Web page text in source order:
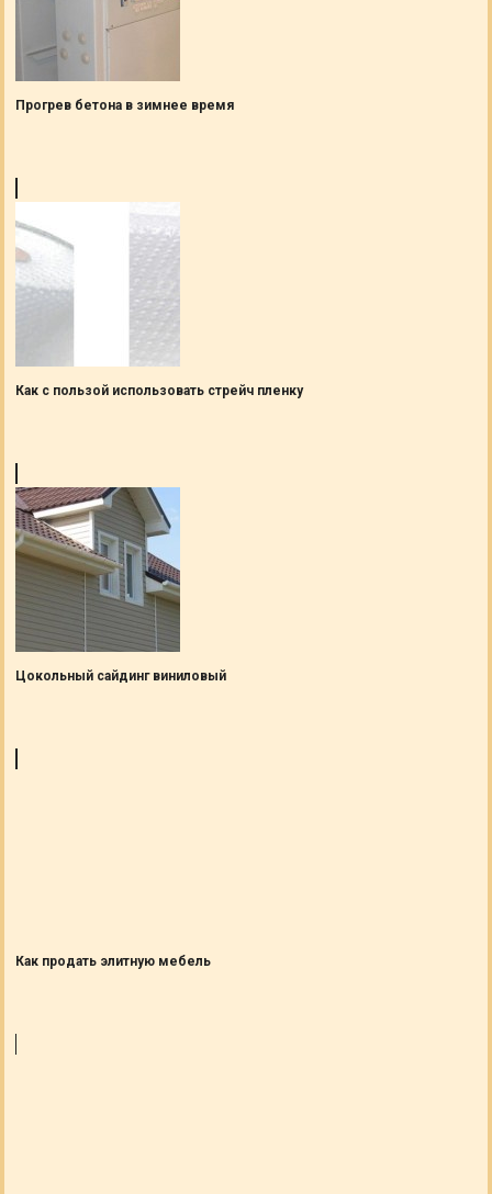
Прогрев бетона в зимнее время
Как с пользой использовать стрейч пленку
Цокольный сайдинг виниловый
Как продать элитную мебель